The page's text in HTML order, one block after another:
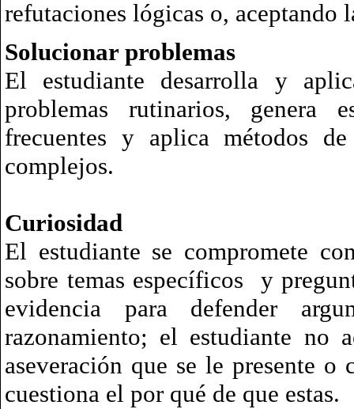
refutaciones lógicas o,
Solucionar problemas
El estudiante desarrolla y
problemas rutinarios, genera
frecuentes y aplica métodos
complejos.
Curiosidad
El estudiante se compromete
sobre temas específicos y
evidencia para defender
razonamiento; el estudiante no
aseveración que se le presente
cuestiona el por qué de que estas.